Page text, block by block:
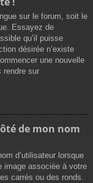
sur le forum, soit le
Essayez de
qu’il puisse
désirée n’existe
une nouvelle
rendre sur
de mon nom
d’utilisateur lorsque
image associée à votre
carrés ou des ronds.